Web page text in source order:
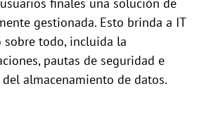
gestionada. Esto brinda a IT
todo, incluida la
pautas de seguridad e
almacenamiento de datos.